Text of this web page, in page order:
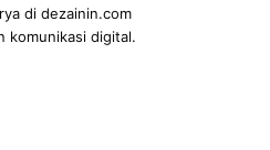
di dezainin.com
komunikasi digital.